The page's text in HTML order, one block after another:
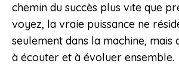
chemin du succès plus vite que
voyez, la vraie puissance ne
seulement dans la machine, mais
à écouter et à évoluer ensemble.